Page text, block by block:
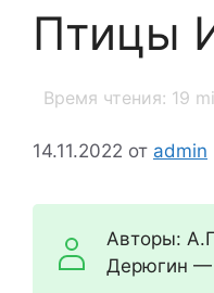
Птицы
Время чтения: 19
14.11.2022 от admin
Авторы:
Дерюгин —